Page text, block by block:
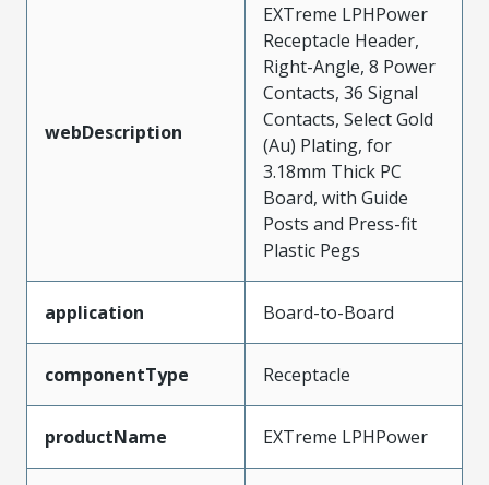
webDescription
EXTreme LPHPower
Receptacle Header,
Right-Angle, 8 Power
Contacts, 36 Signal
Contacts, Select Gold
(Au) Plating, for
3.18mm Thick PC
Board, with Guide
Posts and Press-fit
Plastic Pegs
application Board-to-Board
componentType Receptacle
productName EXTreme LPHPower